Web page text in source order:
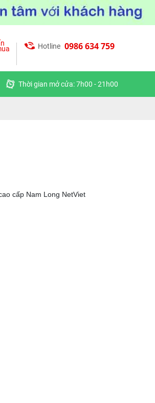
Hotline 0986 634 759
Thời gian mở cửa: 7h00 - 21h00
cấp Nam Long NetViet